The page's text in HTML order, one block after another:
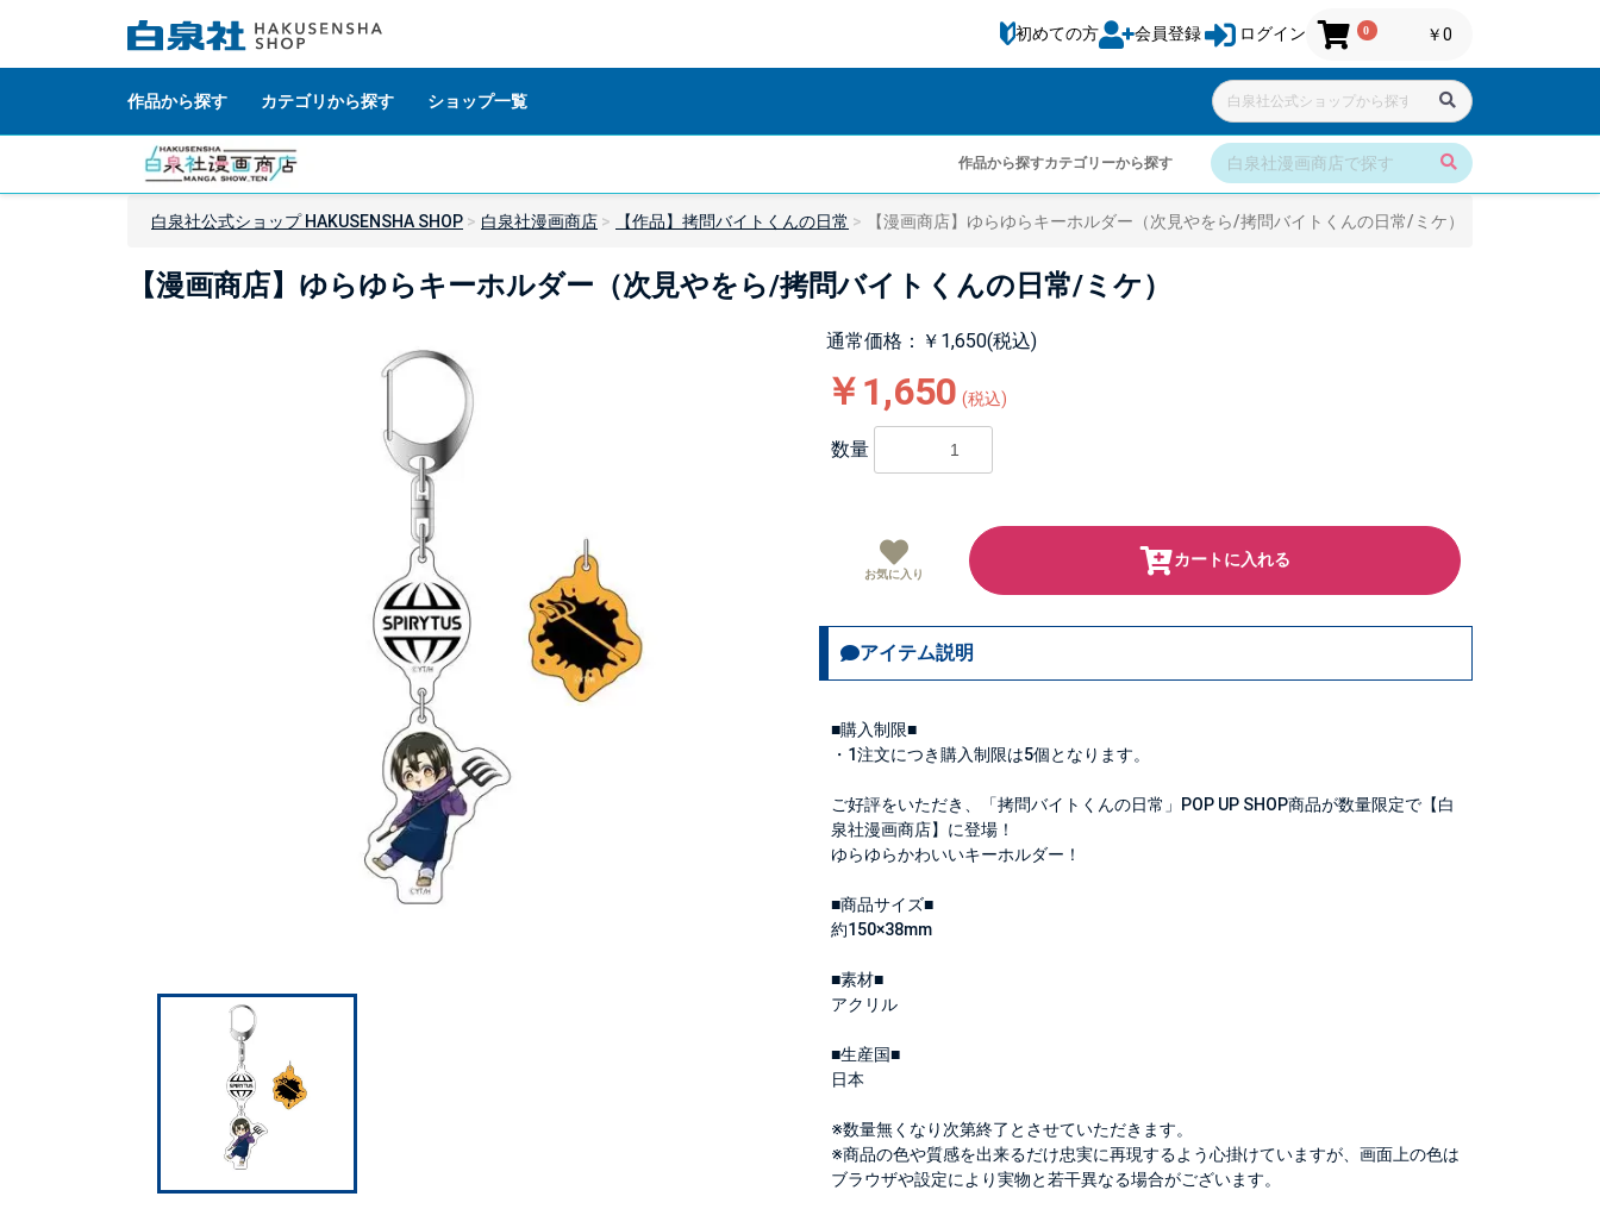
初めての方 会員登録 ログイン 0 ￥0
作品から探す カテゴリから探す ショップ一覧
作品から探すカテゴリーから探す
白泉社公式ショップ HAKUSENSHA SHOP 白泉社漫画商店 【作品】拷問バイトくんの日常 【漫画商店】ゆらゆらキーホルダー（次見やをら/拷問バイトくんの日常/ミケ）
【漫画商店】ゆらゆらキーホルダー（次見やをら/拷問バイトくんの日常/ミケ）
通常価格：￥1,650(税込)
￥1,650 (税込)
お気に入り
カートに入れる
数量
アイテム説明
■購入制限■
・1注文につき購入制限は5個となります。
ご好評をいただき、「拷問バイトくんの日常」POP UP SHOP商品が数量限定で【白
泉社漫画商店】に登場！
ゆらゆらかわいいキーホルダー！
■商品サイズ■
約150×38mm
■素材■
アクリル
■生産国■
日本
※数量無くなり次第終了とさせていただきます。
※商品の色や質感を出来るだけ忠実に再現するよう心掛けていますが、画面上の色は
ブラウザや設定により実物と若干異なる場合がございます。